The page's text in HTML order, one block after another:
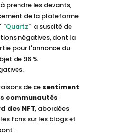
prendre les devants,
de la plateforme
"Quartz" a suscité de
négatives, dont la
pour l'annonce du
de 96 %
de ce sentiment
communautés
des NFT, abordées
fans sur les blogs et
: